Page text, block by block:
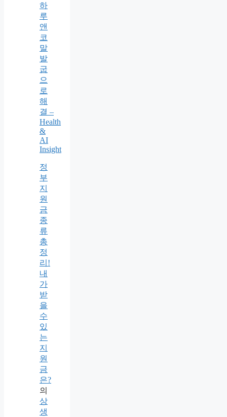
하
루
앤
코
말
발
굽
으
로
해
결 –
Health
&
AI
Insight
정
부
지
원
금
종
류
총
정
리!
내
가
받
을
수
있
는
지
원
금
은?
의
상
생